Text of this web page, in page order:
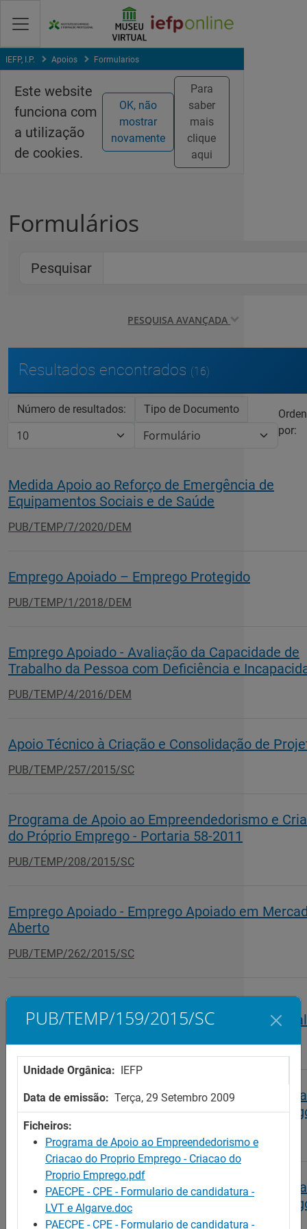
para
conteúdo
IEFP, I.P. Apoios Formularios
Este website
funciona com
a utilização
de cookies.
OK, não
mostrar
novamente
Para
saber
mais
clique
aqui
Formulários
Pesquisar
PESQUISA AVANÇADA
Resultados encontrados (16)
Número de resultados: Tipo de Documento
por:
Medida Apoio ao Reforço de Emergência de
Equipamentos Sociais e de Saúde
PUB/TEMP/7/2020/DEM
Emprego Apoiado – Emprego Protegido
PUB/TEMP/1/2018/DEM
Emprego Apoiado - Avaliação da Capacidade de
Trabalho da Pessoa com Deficiência e
PUB/TEMP/4/2016/DEM
Apoio Técnico à Criação e Consolidação de
PUB/TEMP/257/2015/SC
Programa de Apoio ao Empreendedorismo e
do Próprio Emprego - Portaria 58-2011
PUB/TEMP/208/2015/SC
Emprego Apoiado - Emprego Apoiado em
Aberto
PUB/TEMP/262/2015/SC
Programa de Estímulo à Oferta de Emprego -
Actividades de natureza essencialmente sazonal
PUB/TEMP/227/2015/SC
Programa de Apoio ao Empreendedorismo e
do Próprio Emprego - Criação do Próprio
PUB/TEMP/159/2015/SC
Programa de Apoio ao Empreendedorismo e
do Próprio Emprego - Criação do Próprio
(Formulários para preenchimento)
PUB/TEMP/159/2015/SC
Unidade Orgânica: IEFP
Data de emissão: Terça, 29 Setembro 2009
Ficheiros:
Programa de Apoio ao Empreendedorismo e
Criacao do Proprio Emprego - Criacao do
Proprio Emprego.pdf
PAECPE - CPE - Formulario de candidatura -
LVT e Algarve.doc
PAECPE - CPE - Formulario de candidatura -